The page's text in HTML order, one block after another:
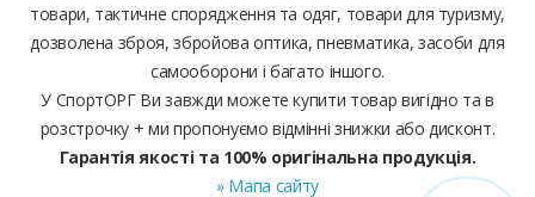
товари, тактичне спорядження та одяг, товари для туризму,
дозволена зброя, збройова оптика, пневматика, засоби для
самооборони і багато іншого.
У СпортОРГ Ви завжди можете купити товар вигідно та в
розстрочку + ми пропонуємо відмінні знижки або дисконт.
Гарантія якості та 100% оригінальна продукція.
» Мапа сайту